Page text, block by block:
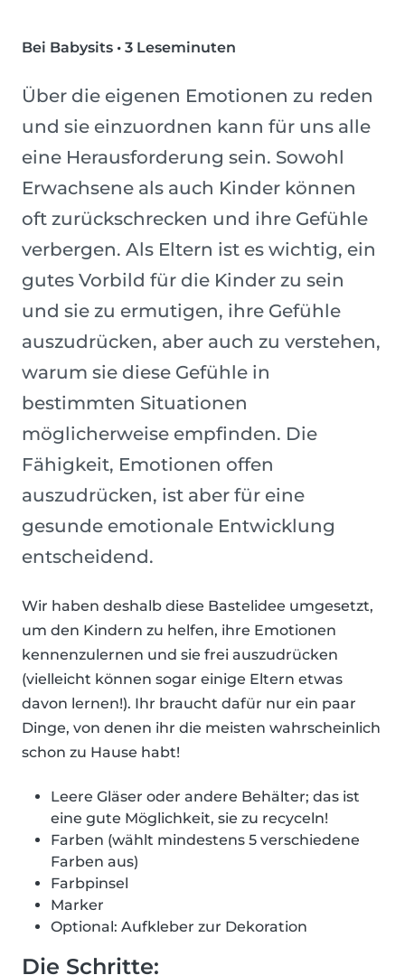
Bei Babysits • 3 Leseminuten
Über die eigenen Emotionen zu reden
und sie einzuordnen kann für uns alle
eine Herausforderung sein. Sowohl
Erwachsene als auch Kinder können
oft zurückschrecken und ihre Gefühle
verbergen. Als Eltern ist es wichtig, ein
gutes Vorbild für die Kinder zu sein
und sie zu ermutigen, ihre Gefühle
auszudrücken, aber auch zu verstehen,
warum sie diese Gefühle in
bestimmten Situationen
möglicherweise empfinden. Die
Fähigkeit, Emotionen offen
auszudrücken, ist aber für eine
gesunde emotionale Entwicklung
entscheidend.
Wir haben deshalb diese Bastelidee umgesetzt,
um den Kindern zu helfen, ihre Emotionen
kennenzulernen und sie frei auszudrücken
(vielleicht können sogar einige Eltern etwas
davon lernen!). Ihr braucht dafür nur ein paar
Dinge, von denen ihr die meisten wahrscheinlich
schon zu Hause habt!
Leere Gläser oder andere Behälter; das ist
eine gute Möglichkeit, sie zu recyceln!
Farben (wählt mindestens 5 verschiedene
Farben aus)
Farbpinsel
Marker
Optional: Aufkleber zur Dekoration
Die Schritte: